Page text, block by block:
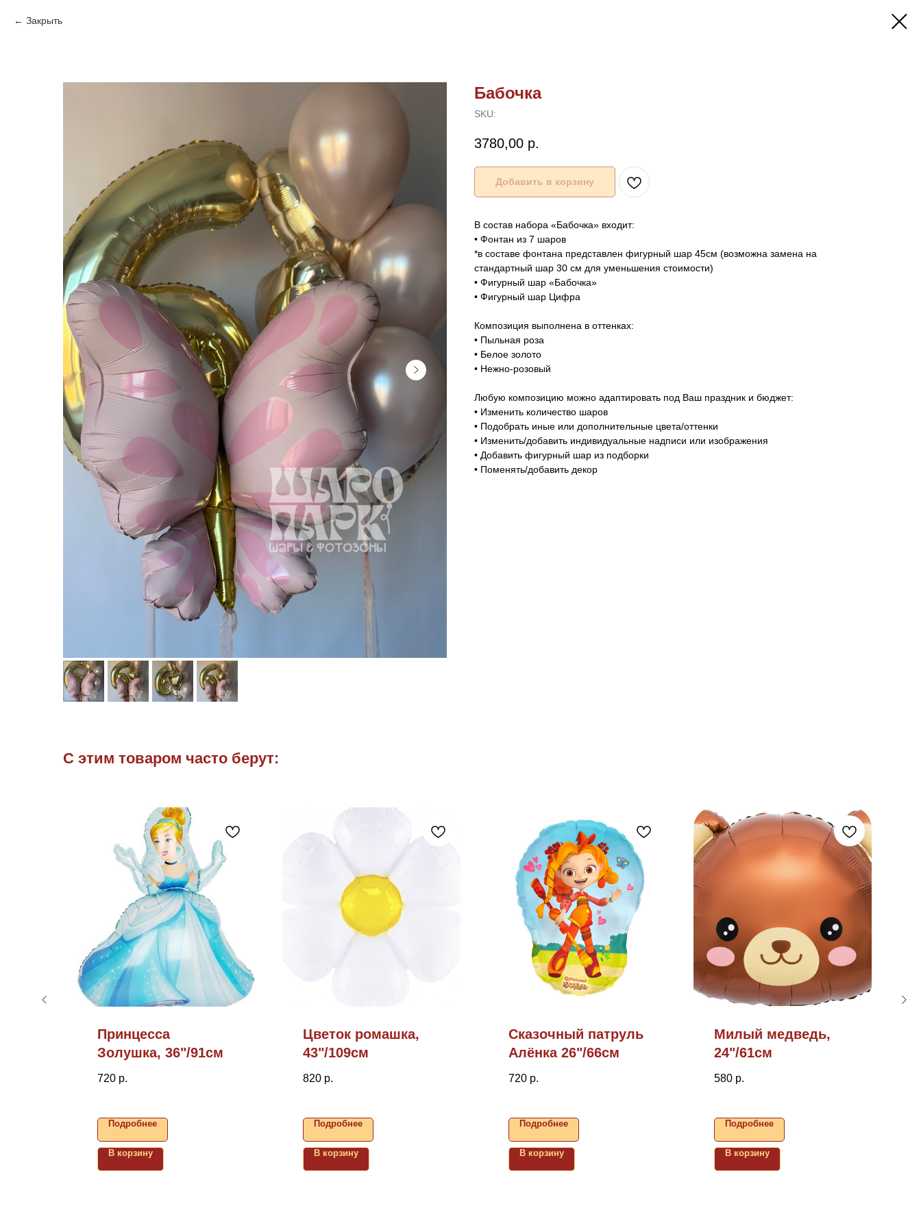
Закрыть
Бабочка
SKU:
3780,00 р.
Добавить в корзину
В состав набора «Бабочка» входит:
• Фонтан из 7 шаров
*в составе фонтана представлен фигурный шар 45см (возможна замена на
стандартный шар 30 см для уменьшения стоимости)
• Фигурный шар «Бабочка»
• Фигурный шар Цифра
Композиция выполнена в оттенках:
• Пыльная роза
• Белое золото
• Нежно-розовый
Любую композицию можно адаптировать под Ваш праздник и бюджет:
• Изменить количество шаров
• Подобрать иные или дополнительные цвета/оттенки
• Изменить/добавить индивидуальные надписи или изображения
• Добавить фигурный шар из подборки
• Поменять/добавить декор
С этим товаром часто берут:
Принцесса
Золушка, 36"/91см
720 р.
Подробнее
В корзину
Цветок ромашка,
43"/109см
820 р.
Подробнее
В корзину
Сказочный патруль
Алёнка 26"/66см
720 р.
Подробнее
В корзину
Милый медведь,
24"/61см
580 р.
Подробнее
В корзину